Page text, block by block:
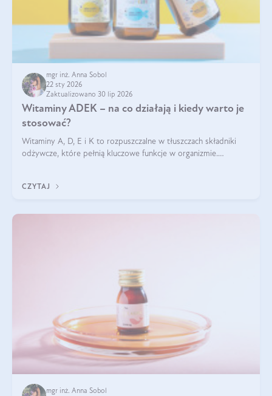
mgr inż. Anna Sobol
22 sty 2026
Zaktualizowano 30 lip 2026
Witaminy ADEK – na co działają i kiedy warto je
stosować?
Witaminy A, D, E i K to rozpuszczalne w tłuszczach składniki
odżywcze, które pełnią kluczowe funkcje w organizmie.
CZYTAJ
mgr inż. Anna Sobol